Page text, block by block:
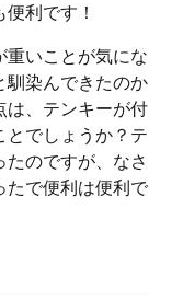
利です！
重いことが気にな
馴染んできたのか
は、テンキーが付
とでしょうか？テ
のですが、なさ
たで便利は便利で